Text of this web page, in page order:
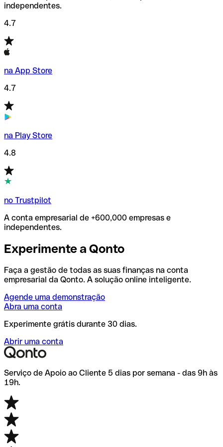
independentes.
4.7
na App Store
4.7
na Play Store
4.8
no Trustpilot
A conta empresarial de +600,000 empresas e
independentes.
Experimente a Qonto
Faça a gestão de todas as suas finanças na conta
empresarial da Qonto. A solução online inteligente.
Agende uma demonstração
Abra uma conta
Experimente grátis durante 30 dias.
Abrir uma conta
Serviço de Apoio ao Cliente 5 dias por semana - das 9h às
19h.